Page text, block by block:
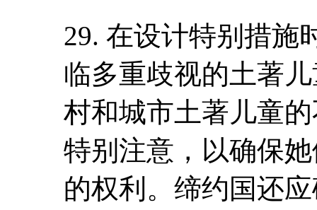
29. 在设计特别措施
临多重歧视的土著
村和城市土著儿童
特别注意，以确保
的权利。缔约国还